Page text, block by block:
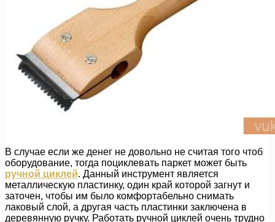
В случае если же денег не довольно не считая того чтоб
оборудование, тогда поциклевать паркет может быть
ручной циклей. Данный инструмент является
металлическую пластинку, один край которой загнут и
заточен, чтобы им было комфортабельно снимать
лаковый слой, а другая часть пластинки заключена в
деревянную ручку. Работать ручной циклей очень трудно